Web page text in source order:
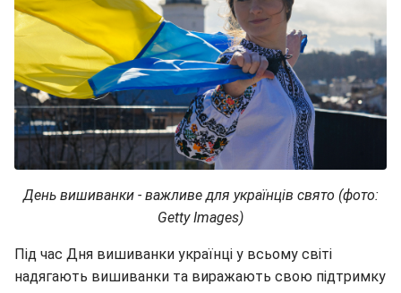
День вишиванки - важливе для українців свято (фото:
Getty Images)
Під час Дня вишиванки українці у всьому світі
надягають вишиванки та виражають свою підтримку